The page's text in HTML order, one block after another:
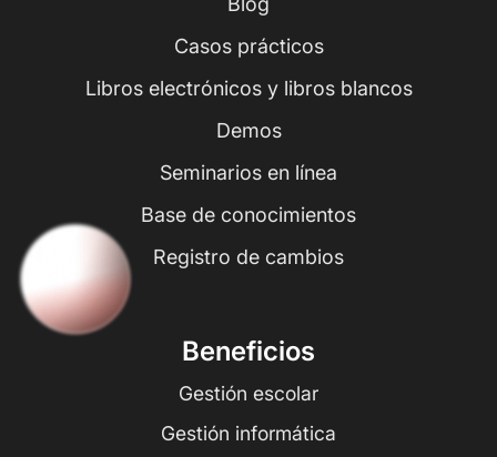
Casos prácticos
Libros electrónicos y libros blancos
Demos
Seminarios en línea
Base de conocimientos
Registro de cambios
Beneficios
Gestión escolar
Gestión informática